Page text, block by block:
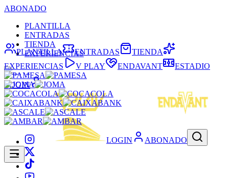
ABONADO
PLANTILLA
ENTRADAS
TIENDA
EXPERIENCIAS
LOGIN
LOGIN ABONADO
PLANTILLA ENTRADAS
TIENDA
EXPERIENCIAS
V PLAY ENDAVANT ESTADIO